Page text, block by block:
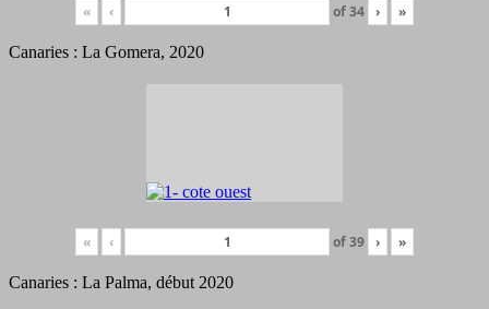
« ‹ of34 › »
Canaries : La Gomera, 2020
« ‹ of39 › »
Canaries : La Palma, début 2020